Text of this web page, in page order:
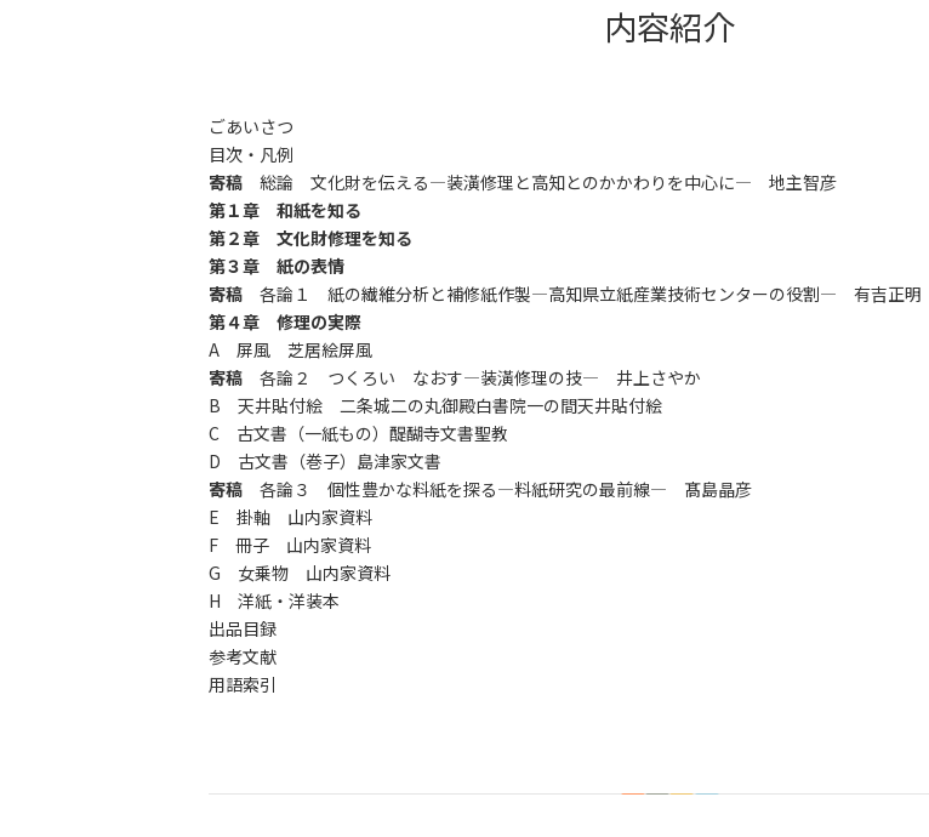
内容紹介
ごあいさつ
目次・凡例
寄稿 総論 文化財を伝える―装潢修理と高知とのかかわりを中心に― 地主智彦
第１章 和紙を知る
第２章 文化財修理を知る
第３章 紙の表情
寄稿 各論１ 紙の繊維分析と補修紙作製―高知県立紙産業技術センターの役割― 有吉正明
第４章 修理の実際
A 屏風 芝居絵屏風
寄稿 各論２ つくろい なおす―装潢修理の技― 井上さやか
B 天井貼付絵 二条城二の丸御殿白書院一の間天井貼付絵
C 古文書（一紙もの）醍醐寺文書聖教
D 古文書（巻子）島津家文書
寄稿 各論３ 個性豊かな料紙を探る―料紙研究の最前線― 髙島晶彦
E 掛軸 山内家資料
F 冊子 山内家資料
G 女乗物 山内家資料
H 洋紙・洋装本
出品目録
参考文献
用語索引